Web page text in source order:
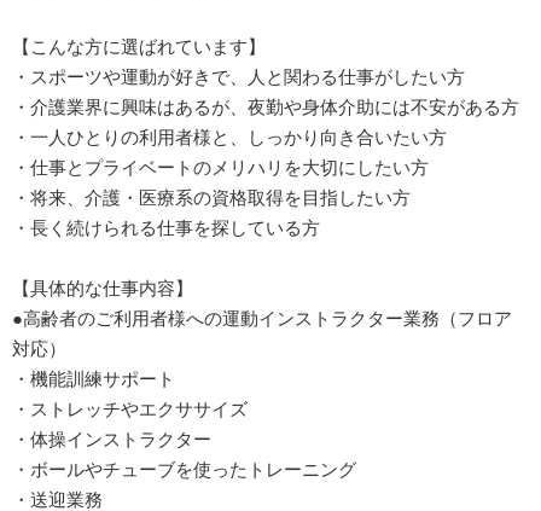
【こんな方に選ばれています】
・スポーツや運動が好きで、人と関わる仕事がしたい方
・介護業界に興味はあるが、夜勤や身体介助には不安がある方
・一人ひとりの利用者様と、しっかり向き合いたい方
・仕事とプライベートのメリハリを大切にしたい方
・将来、介護・医療系の資格取得を目指したい方
・長く続けられる仕事を探している方
【具体的な仕事内容】
●高齢者のご利用者様への運動インストラクター業務（フロア
対応）
・機能訓練サポート
・ストレッチやエクササイズ
・体操インストラクター
・ボールやチューブを使ったトレーニング
・送迎業務